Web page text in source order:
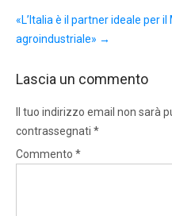
«L’Italia è il partner ideale per
agroindustriale» →
Lascia un commento
Il tuo indirizzo email non sarà
contrassegnati *
Commento *